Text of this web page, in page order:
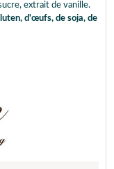
extrait de vanille.
d'œufs, de soja, de